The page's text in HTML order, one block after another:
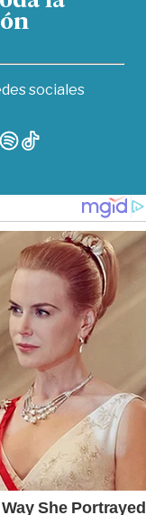
sociales